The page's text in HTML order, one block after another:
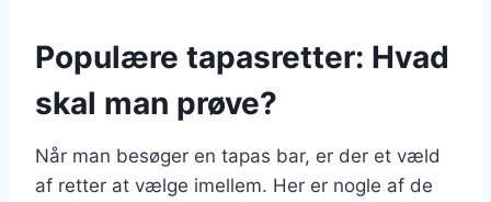
Populære tapasretter: Hvad
skal man prøve?
Når man besøger en tapas bar, er der et væld
af retter at vælge imellem. Her er nogle af de